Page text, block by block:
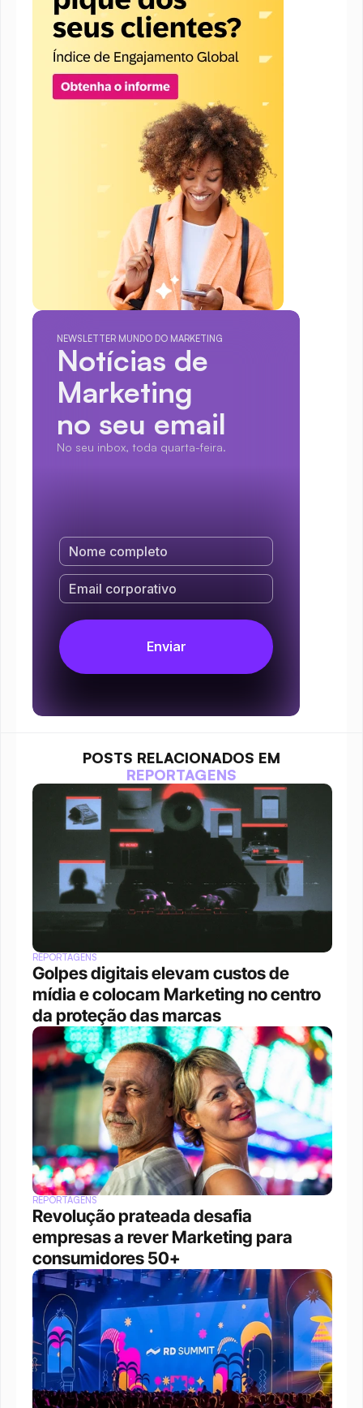
NEWSLETTER MUNDO DO MARKETING
Notícias de
Marketing
no seu email
No seu inbox, toda quarta-feira.
POSTS RELACIONADOS EM
REPORTAGENS
REPORTAGENS
Golpes digitais elevam custos de
mídia e colocam Marketing no centro
da proteção das marcas
REPORTAGENS
Revolução prateada desafia
empresas a rever Marketing para
consumidores 50+